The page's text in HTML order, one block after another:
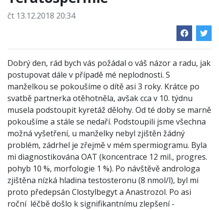
čt 13.12.2018 20:34
Dobrý den, rád bych vás požádal o váš názor a radu, jak
postupovat dále v případě mé neplodnosti. S
manželkou se pokoušíme o dítě asi 3 roky. Krátce po
svatbě partnerka otěhotněla, avšak cca v 10. týdnu
musela podstoupit kyretáž dělohy. Od té doby se marně
pokoušíme a stále se nedaří. Podstoupili jsme všechna
možná vyšetření, u manželky nebyl zjištěn žádný
problém, zádrhel je zřejmě v mém spermiogramu. Byla
mi diagnostikována OAT (koncentrace 12 mil., progres.
pohyb 10 %, morfologie 1 %). Po návštěvě androloga
zjištěna nízká hladina testosteronu (8 nmol/l), byl mi
proto předepsán Clostylbegyt a Anastrozol. Po asi
roční léčbě došlo k signifikantnímu zlepšení -